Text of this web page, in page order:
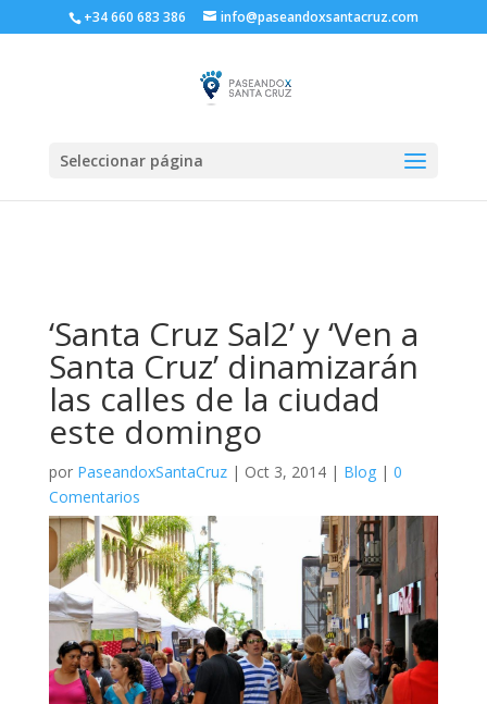
+34 660 683 386 info@paseandoxsantacruz.com
Seleccionar página
‘Santa Cruz Sal2’ y ‘Ven a
Santa Cruz’ dinamizarán
las calles de la ciudad
este domingo
por PaseandoxSantaCruz| Oct 3, 2014| Blog| 0
Comentarios